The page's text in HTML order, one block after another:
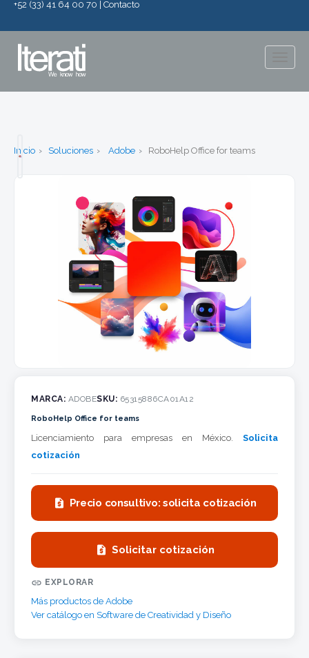
+52 (33) 41 64 00 70 Contacto
Inicio Soluciones Adobe RoboHelp Office for teams
MARCA: ADOBESKU: 65315886CA01A12
RoboHelp Office for teams
Licenciamiento para empresas en México. Solicita
cotización
 Precio consultivo: solicita cotización
 Solicitar cotización
 EXPLORAR
Más productos de Adobe
Ver catálogo en Software de Creatividad y Diseño